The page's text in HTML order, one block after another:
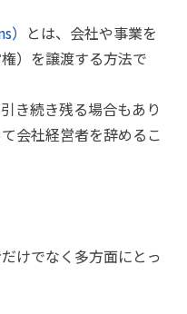
とは、会社や事業を
）を譲渡する方法で
き続き残る場合もあり
会社経営者を辞めるこ
けでなく多方面にとっ